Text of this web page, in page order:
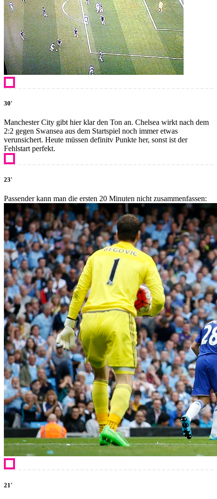
30'
Manchester City gibt hier klar den Ton an. Chelsea wirkt nach dem
2:2 gegen Swansea aus dem Startspiel noch immer etwas
verunsichert. Heute müssen definitv Punkte her, sonst ist der
Fehlstart perfekt.
23'
Passender kann man die ersten 20 Minuten nicht zusammenfassen:
21'